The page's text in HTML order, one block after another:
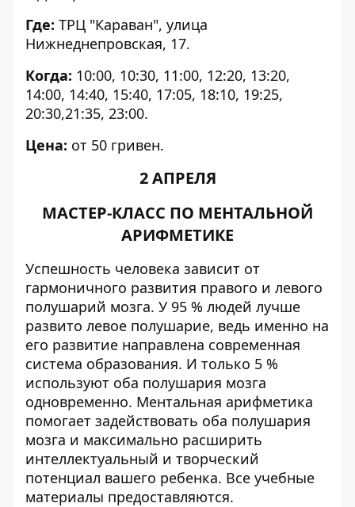
Где: ТРЦ "Караван", улица
Нижнеднепровская, 17.
Когда: 10:00, 10:30, 11:00, 12:20, 13:20,
14:00, 14:40, 15:40, 17:05, 18:10, 19:25,
20:30,21:35, 23:00.
Цена: от 50 гривен.
2 АПРЕЛЯ
МАСТЕР-КЛАСС ПО МЕНТАЛЬНОЙ
АРИФМЕТИКЕ
Успешность человека зависит от
гармоничного развития правого и левого
полушарий мозга. У 95 % людей лучше
развито левое полушарие, ведь именно на
его развитие направлена современная
система образования. И только 5 %
используют оба полушария мозга
одновременно. Ментальная арифметика
помогает задействовать оба полушария
мозга и максимально расширить
интеллектуальный и творческий
потенциал вашего ребенка. Все учебные
материалы предоставляются.